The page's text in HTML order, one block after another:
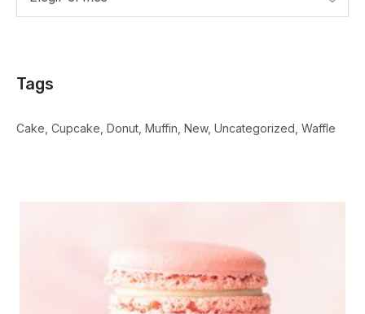
Tags
Cake Cupcake Donut Muffin New Uncategorized Waffle